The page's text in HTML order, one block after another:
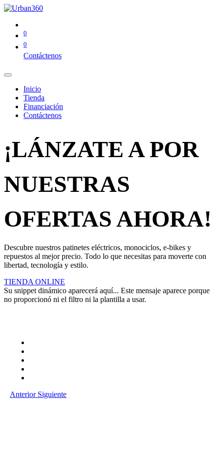
0
0
Contáctenos
Inicio
Tienda
Financiación
Contáctenos
¡LÁNZATE A POR
NUESTRAS
OFERTAS AHORA!
Descubre nuestros patinetes eléctricos, monociclos, e-bikes y
repuestos al mejor precio. Todo lo que necesitas para moverte con
libertad, tecnología y estilo.
TIENDA ONLINE
Su snippet dinámico aparecerá aquí... Este mensaje aparece porque
no proporcionó ni el filtro ni la plantilla a usar.
Anterior Siguiente